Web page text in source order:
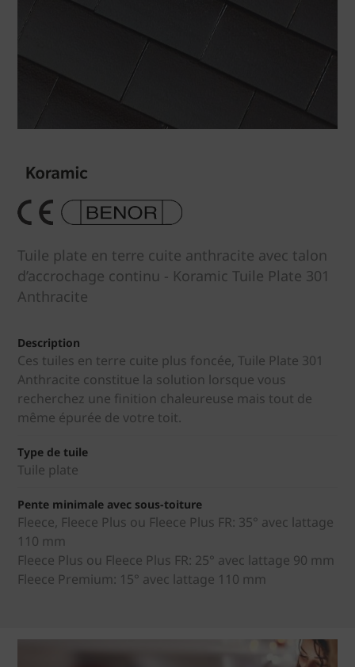
Tuile plate en terre cuite anthracite avec talon
d’accrochage continu - Koramic Tuile Plate 301
Anthracite
Description
Ces tuiles en terre cuite plus foncée, Tuile Plate 301
Anthracite constitue la solution lorsque vous
recherchez une finition chaleureuse mais tout de
même épurée de votre toit.
Type de tuile
Tuile plate
Pente minimale avec sous-toiture
Fleece, Fleece Plus ou Fleece Plus FR: 35° avec lattage
110 mm
Fleece Plus ou Fleece Plus FR: 25° avec lattage 90 mm
Fleece Premium: 15° avec lattage 110 mm